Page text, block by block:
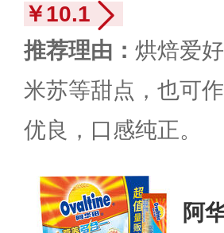
￥10.1
推荐理由： 烘焙爱
米苏等甜点，也可
优良，口感纯正。
阿